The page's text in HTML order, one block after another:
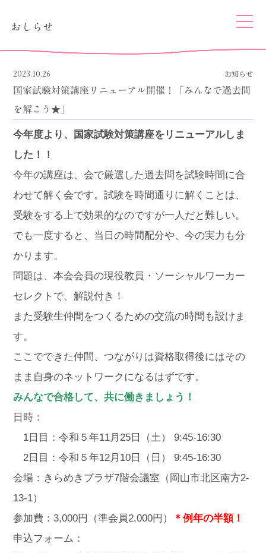
おしらせ
2023.10.26 お知らせ
国家試験対策講座リニューアル開催！「みんなで過去問
を解こう★」
今年度より、国家試験対策講座をリニューアルしま
した！！
今年の講座は、会で厳選した過去問を試験時間に合
わせて解く会です。試験を時間通りに解くことは、
受験をする上で効果的なのですが一人だと難しい。
でも一度すると、当日の時間配分や、今の実力も分
かります。
問題は、本会会員の現役教員・ソーシャルワーカー
セレクトで、解説付き！
また受験生仲間をつくるための交流の時間も設けま
す。
ここでできた仲間、つながりは資格取得後にはその
まま自身のネットワークになるはずです。
みんなで合格して、共に働きましょう！
日時：
1日目：令和５年11月25日（土） 9:45-16:30
2日目：令和５年12月10日（日） 9:45-16:30
会場：きらめきプラザ7階会議室（岡山市北区南方2-
13-1）
参加費：3,000円（準会員2,000円）
＊例年の半額！
申込フォーム：